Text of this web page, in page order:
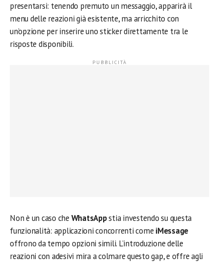
presentarsi: tenendo premuto un messaggio, apparirà il
menu delle reazioni già esistente, ma arricchito con
un’opzione per inserire uno sticker direttamente tra le
risposte disponibili.
Non è un caso che WhatsAppstia investendo su questa
funzionalità: applicazioni concorrenti come iMessage
offrono da tempo opzioni simili. L’introduzione delle
reazioni con adesivi mira a colmare questo gap, e offre agli